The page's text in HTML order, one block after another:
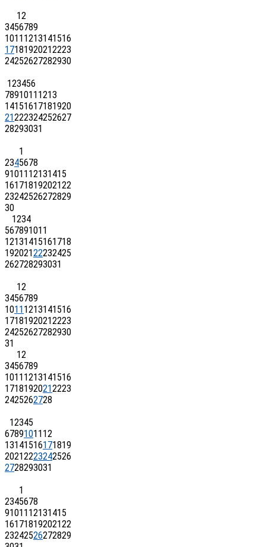
12
3456789
1011 1213141516
17181920212223
24252627282930
123456
7891011 1213
14151617181920
21222324252627
28293031
1
2345678
91011 12131415
16171819202122
23242526272829
30
1234
567891011
12131415161718
19202122232425
262728293031
12
3456789
1011 1213141516
17181920212223
24252627282930
31
12
3456789
1011 1213141516
17181920212223
2425262728
12345
67891011 12
13141516171819
20212223242526
2728293031
1
2345678
91011 12131415
16171819202122
23242526272829